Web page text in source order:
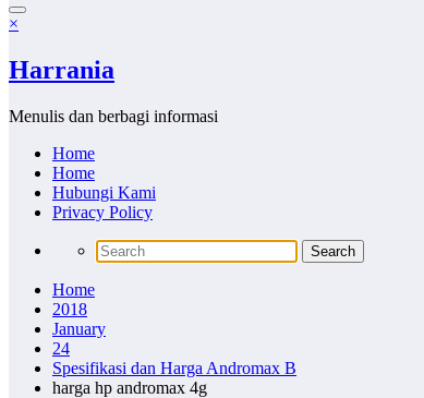
×
Harrania
Menulis dan berbagi informasi
Home
Home
Hubungi Kami
Privacy Policy
Home
2018
January
24
Spesifikasi dan Harga Andromax B
harga hp andromax 4g